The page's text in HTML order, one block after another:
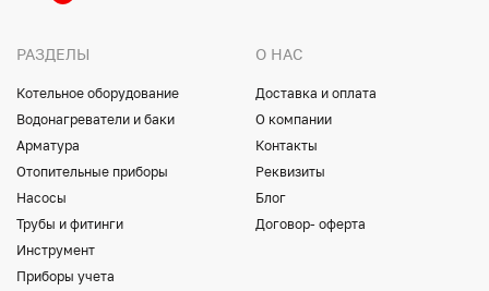
РАЗДЕЛЫ
Котельное оборудование
Водонагреватели и баки
Арматура
Отопительные приборы
Насосы
Трубы и фитинги
Инструмент
Приборы учета
О НАС
Доставка и оплата
О компании
Контакты
Реквизиты
Блог
Договор- оферта